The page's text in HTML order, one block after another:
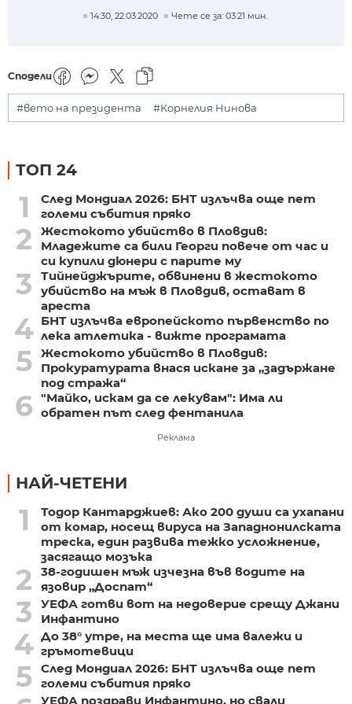
14:30, 22.03.2020 Чете се за: 03:21 мин.
Сподели
#вето на президента #Корнелия Нинова
ТОП 24
1
След Мондиал 2026: БНТ излъчва още пет
големи събития пряко
2
Жестокото убийство в Пловдив:
Младежите са били Георги повече от час и
си купили дюнери с парите му
3
Тийнейджърите, обвинени в жестокото
убийство на мъж в Пловдив, остават в
ареста
4 БНТ излъчва европейското първенство по
лека атлетика - вижте програмата
5 Жестокото убийство в Пловдив:
Прокуратурата внася искане за „задържане
под стража“
6 "Майко, искам да се лекувам": Има ли
обратен път след фентанила
Реклама
НАЙ-ЧЕТЕНИ
1
Тодор Кантарджиев: Ако 200 души са ухапани
от комар, носещ вируса на Западнонилската
треска, един развива тежко усложнение,
засягащо мозъка
2
38-годишен мъж изчезна във водите на
язовир „Доспат“
3
УЕФА готви вот на недоверие срещу Джани
Инфантино
4 До 38° утре, на места ще има валежи и
гръмотевици
5 След Мондиал 2026: БНТ излъчва още пет
големи събития пряко
УЕФА поздрави Инфантино, но свали